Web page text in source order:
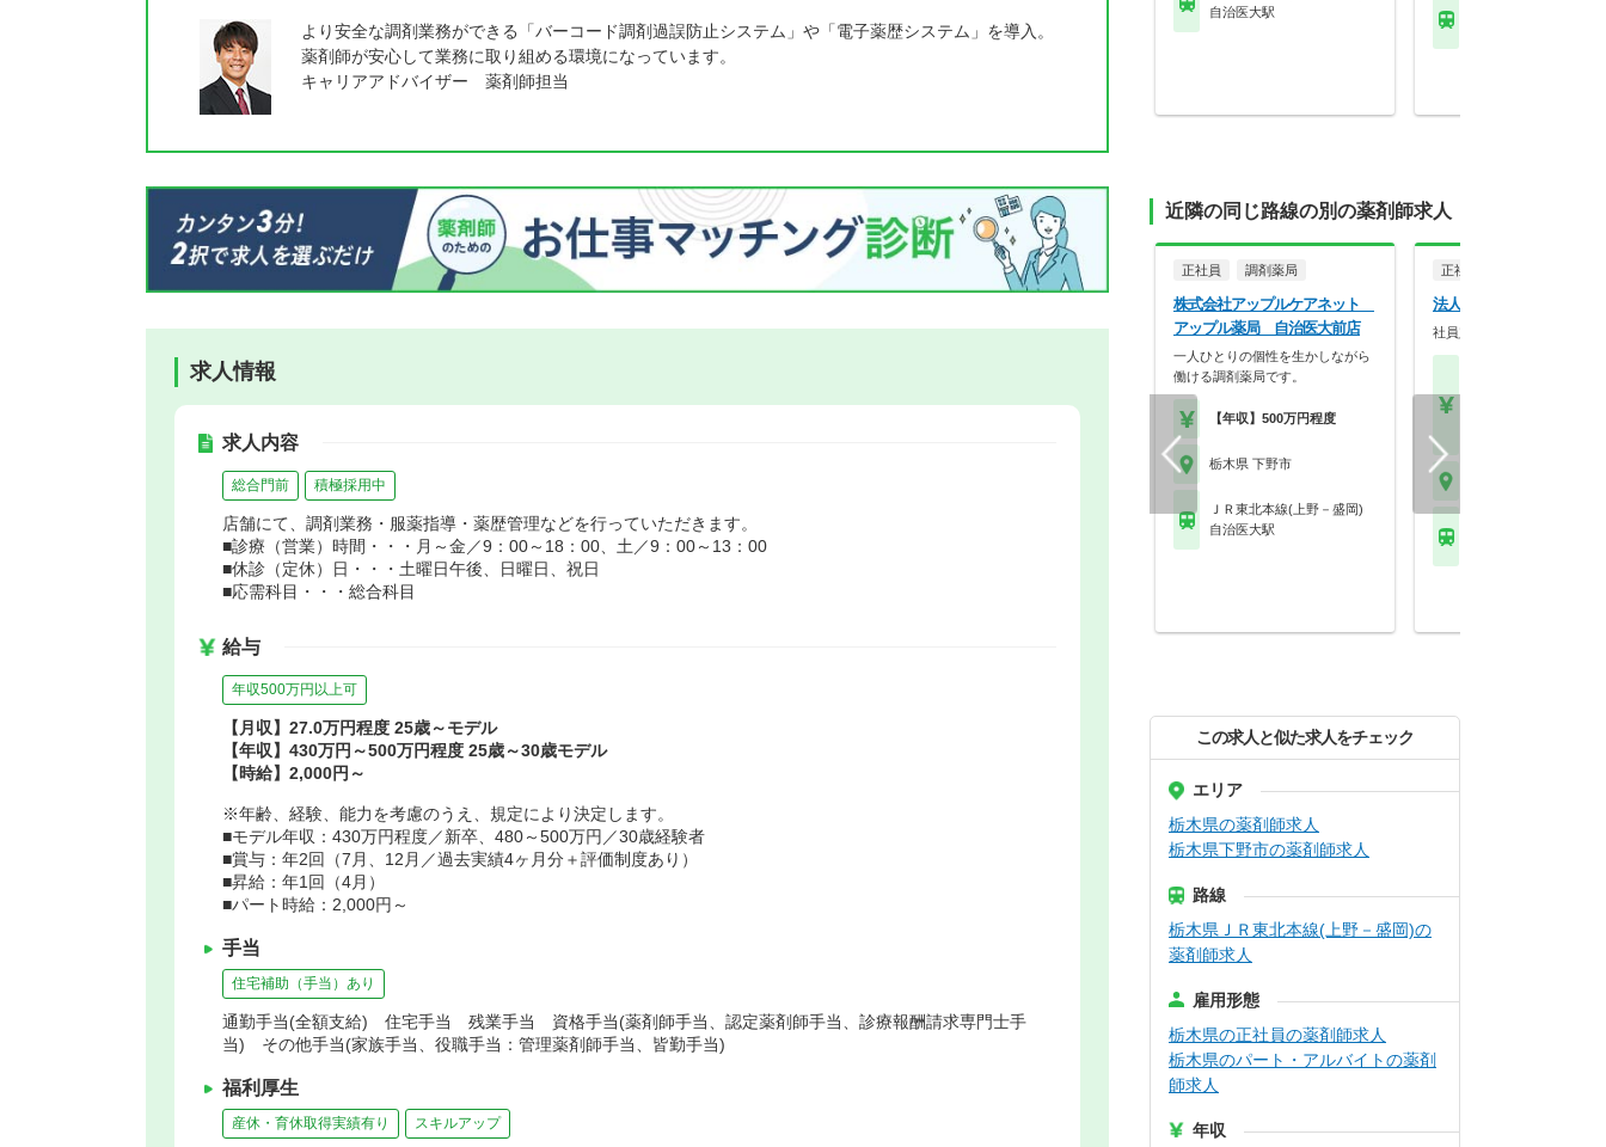
より安全な調剤業務ができる「バーコード調剤過誤防止システム」や「電子薬歴システム」を導入。
薬剤師が安心して業務に取り組める環境になっています。
キャリアアドバイザー 薬剤師担当
求人情報
求人内容
総合門前 積極採用中
店舗にて、調剤業務・服薬指導・薬歴管理などを行っていただきます。
■診療（営業）時間・・・月～金／9：00～18：00、土／9：00～13：00
■休診（定休）日・・・土曜日午後、日曜日、祝日
■応需科目・・・総合科目
給与
年収500万円以上可
【月収】27.0万円程度 25歳～モデル
【年収】430万円～500万円程度 25歳～30歳モデル
【時給】2,000円～
※年齢、経験、能力を考慮のうえ、規定により決定します。
■モデル年収：430万円程度／新卒、480～500万円／30歳経験者
■賞与：年2回（7月、12月／過去実績4ヶ月分＋評価制度あり）
■昇給：年1回（4月）
■パート時給：2,000円～
手当
住宅補助（手当）あり
通勤手当(全額支給) 住宅手当 残業手当 資格手当(薬剤師手当、認定薬剤師手当、診療報酬請求専門士手
当) その他手当(家族手当、役職手当：管理薬剤師手当、皆勤手当)
福利厚生
産休・育休取得実績有り スキルアップ
自治医大駅
近隣の同じ路線の別の薬剤師求人
正社員 調剤薬局
株式会社アップルケアネット
アップル薬局 自治医大前店
一人ひとりの個性を生かしながら
働ける調剤薬局です。
【年収】500万円程度
栃木県 下野市
ＪＲ東北本線(上野－盛岡)
自治医大駅
正社員
法人名非公開
社員定着率の良い薬局です。
この求人と似た求人をチェック
エリア
栃木県の薬剤師求人
栃木県下野市の薬剤師求人
路線
栃木県ＪＲ東北本線(上野－盛岡)の
薬剤師求人
雇用形態
栃木県の正社員の薬剤師求人
栃木県のパート・アルバイトの薬剤
師求人
年収